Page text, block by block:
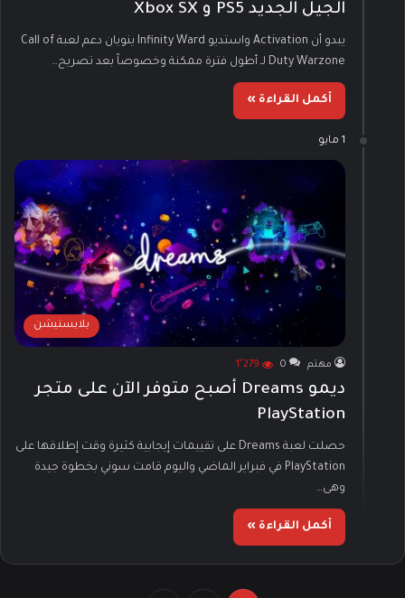
الجيل الجديد PS5 و Xbox SX
يبدو أن Activation واستديو Infinity Ward ينويان دعم لعبة Call of
Duty Warzone لـ أطول فترة ممكنة وخصوصاً بعد تصريح…
أكمل القراءة »
1 مايو
بلايستيشن
مهتم 0 1٬279
ديمو Dreams أصبح متوفر الآن على متجر
PlayStation
حصلت لعبة Dreams على تقييمات إيجابية كثيرة وقت إطلاقها على
PlayStation في فبراير الماضي واليوم قامت سوني بخطوة جيدة
وهى…
أكمل القراءة »